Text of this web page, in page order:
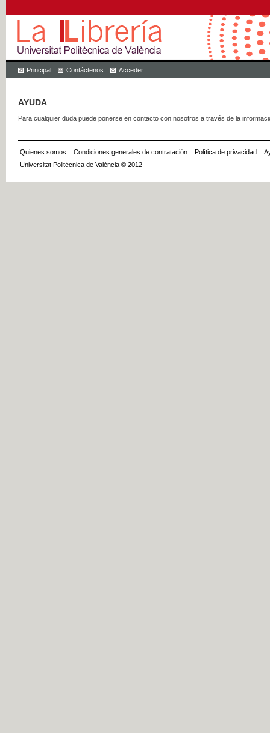
Principal Contáctenos Acceder
AYUDA
Para cualquier duda puede ponerse en contacto con nosotros a través de la
Quienes somos :: Condiciones generales de contratación :: Política de privacidad ::
Universitat Politècnica de València © 2012